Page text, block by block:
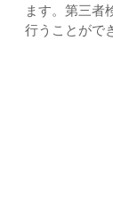
ます。第三者
行うことがで